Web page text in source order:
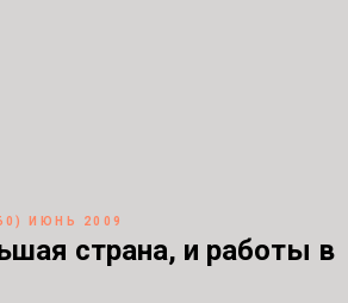
ИЮНЬ 2009
страна, и работы в